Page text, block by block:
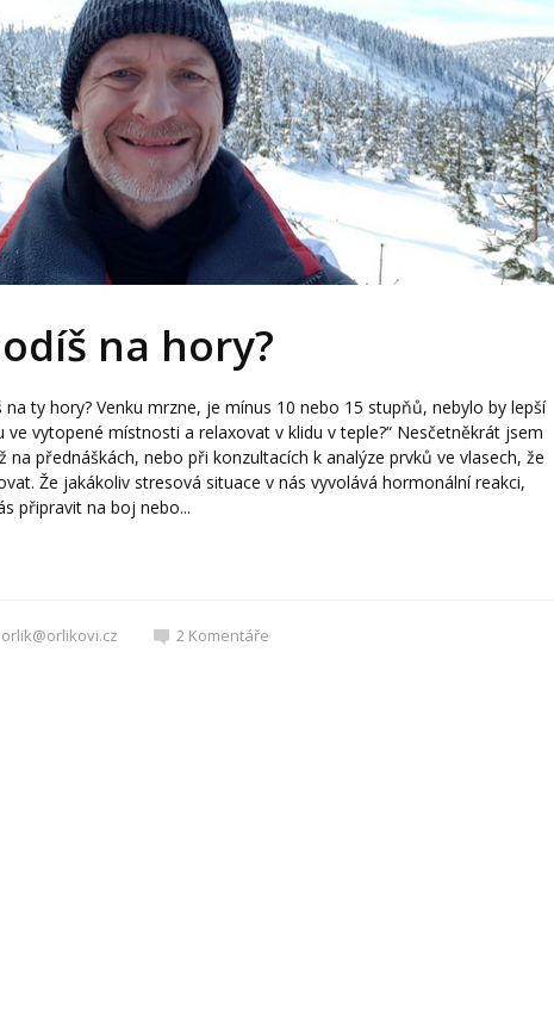
na hory?
na ty hory? Venku mrzne, je mínus 10 nebo 15 stupňů, nebylo by lepší
ve vytopené místnosti a relaxovat v klidu v teple?“ Nesčetněkrát jsem
na přednáškách, nebo při konzultacích k analýze prvků ve vlasech, že
Že jakákoliv stresová situace v nás vyvolává hormonální reakci,
připravit na boj nebo...
orlik@orlikovi.cz 2 Komentáře